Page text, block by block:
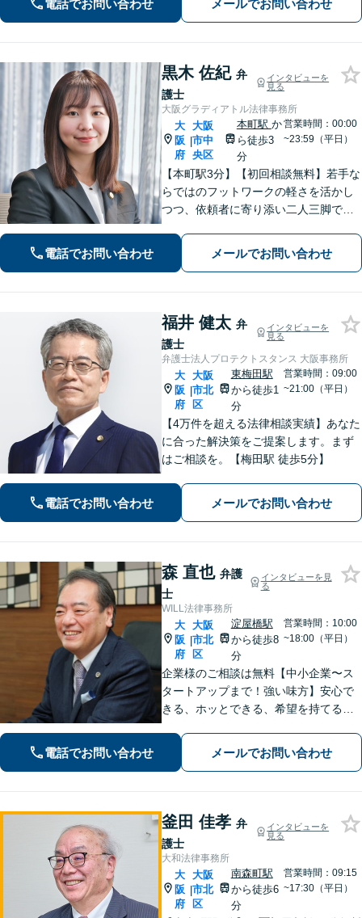
せていただきます。お気軽にお問い合
電話でお問い合わせ メールでお問い合わせ
黒木 佐紀 弁
護士
インタビューを
見る
大阪グラディアトル法律事務所
大
阪
府
|
大阪
市中
央区
本町駅 か
ら徒歩3
分
営業時間：00:00
~23:59（平日）
【本町駅3分】【初回相談無料】若手な
らではのフットワークの軽さを活かし
つつ、依頼者に寄り添い二人三脚で解
心感を持っていただくために、常に丁
寧なコミュニケーションを心がけてお
電話でお問い合わせ メールでお問い合わせ
福井 健太 弁
護士
インタビューを
見る
弁護士法人プロテクトスタンス 大阪事務所
大
阪
府
|
大阪
市北
区
東梅田駅
から徒歩1
分
営業時間：09:00
~21:00（平日）
【4万件を超える法律相談実績】あなた
に合った解決策をご提案します。まず
はご相談を。【梅田駅 徒歩5分】
電話でお問い合わせ メールでお問い合わせ
森 直也 弁護
士
インタビューを見
る
WILL法律事務所
大
阪
府
|
大阪
市北
区
淀屋橋駅
から徒歩8
分
営業時間：10:00
~18:00（平日）
企業様のご相談は無料【中小企業〜ス
タートアップまで！強い味方】安心で
きる、ホッとできる、希望を持てる法
成・確認、企業間・従業員トラブルな
ど【借金・不動産・債権回収・労働問
電話でお問い合わせ メールでお問い合わせ
釜田 佳孝 弁
護士
インタビューを
見る
大和法律事務所
大
阪
府
|
大阪
市北
区
南森町駅
から徒歩6
分
営業時間：09:15
~17:30（平日）